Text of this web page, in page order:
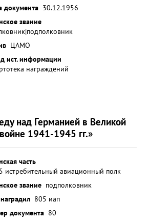
документа 30.12.1956
звание
ЦАМО
ист. информации
награждений
над Германией в Великой
1941-1945 гг.»
часть
истребительный авиационный полк
звание подполковник
805 иап
документа 80